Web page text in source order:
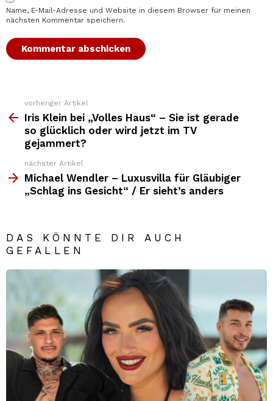
Name, E-Mail-Adresse und Website in diesem Browser für meinen
nächsten Kommentar speichern.
Weitere
Top
News
vorheriger Artikel
Iris Klein bei „Volles Haus“ – Sie ist gerade
so glücklich oder wird jetzt im TV
gejammert?
nächster Artikel
Michael Wendler – Luxusvilla für Gläubiger
„Schlag ins Gesicht“ / Er sieht’s anders
DAS KÖNNTE DIR AUCH
GEFALLEN